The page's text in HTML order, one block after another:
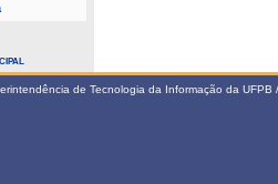
de Tecnologia da Informação da